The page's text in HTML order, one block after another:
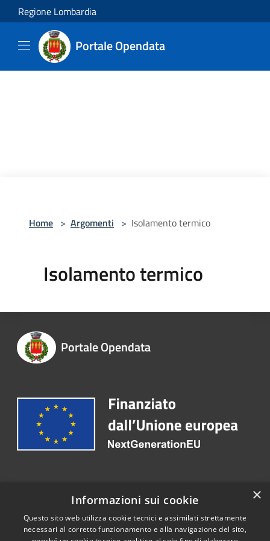
Salta al contenuto principale
Regione Lombardia
Portale Opendata
Home > Argomenti > Isolamento termico
Isolamento termico
Portale Opendata
Recapiti e contatti
Telefono: 030 2563173
×
Informazioni sui cookie
Questo sito web utilizza cookie tecnici e assimilati strettamente
necessari al corretto funzionamento e alla navigazione del sito,